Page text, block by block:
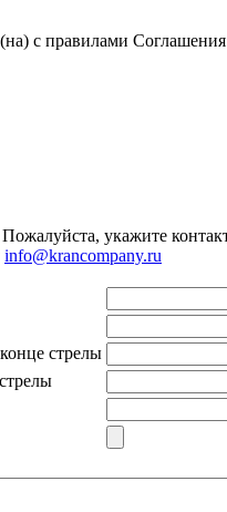
с правилами
укажите
info@krancompany.ru
стрелы